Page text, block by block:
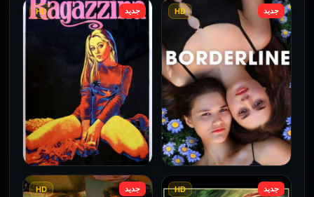
جديد HD جديد HD
جديد HD جديد HD